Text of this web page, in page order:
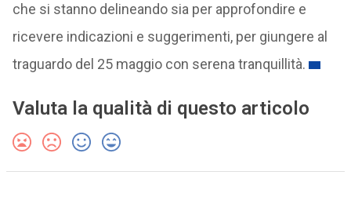
che si stanno delineando sia per approfondire e
ricevere indicazioni e suggerimenti, per giungere al
traguardo del 25 maggio con serena tranquillità.
Valuta la qualità di questo articolo